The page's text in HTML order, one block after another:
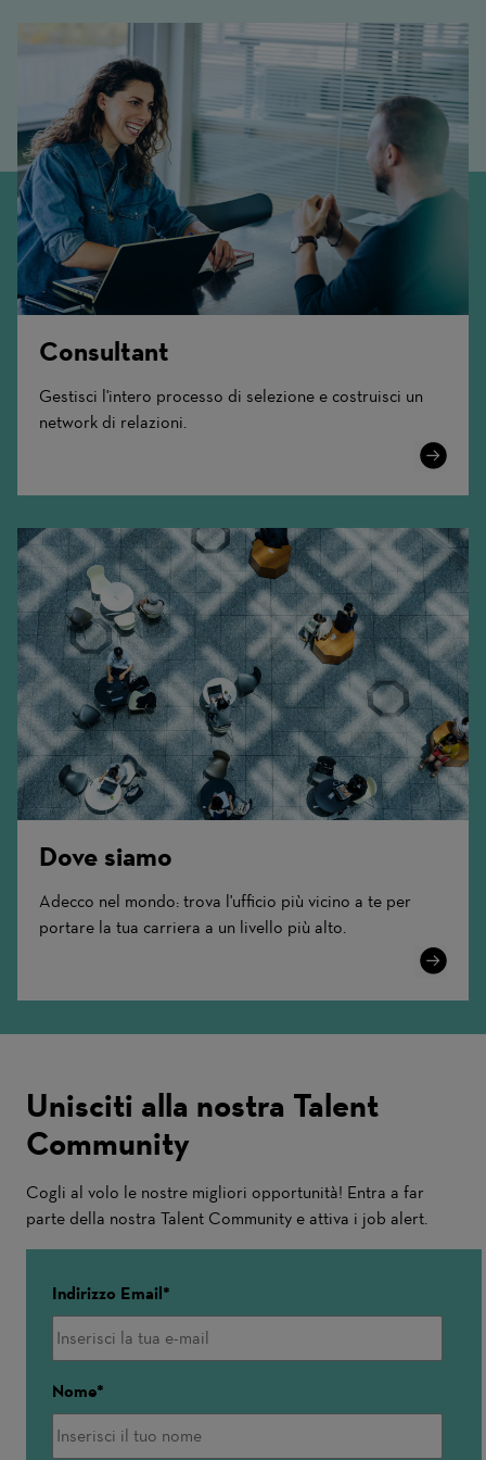
Consultant
Gestisci l'intero processo di selezione e costruisci un
network di relazioni.
Learn
Dove siamo
Adecco nel mondo: trova l'ufficio più vicino a te per
portare la tua carriera a un livello più alto.
Learn
Unisciti alla nostra Talent
Community
Cogli al volo le nostre migliori opportunità! Entra a far
parte della nostra Talent Community e attiva i job alert.
Indirizzo Email
Nome